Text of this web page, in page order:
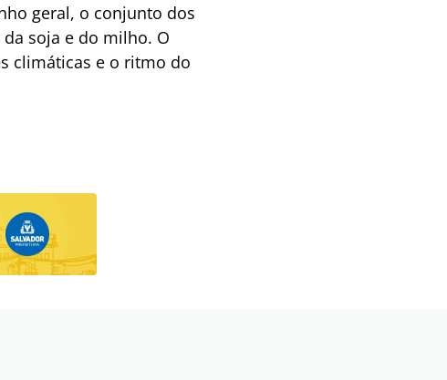
geral, o conjunto dos
soja e do milho. O
climáticas e o ritmo do